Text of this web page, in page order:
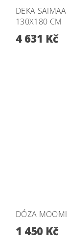
DEKA
130X180 CM
4 631 Kč
DÓZA
1 450 Kč